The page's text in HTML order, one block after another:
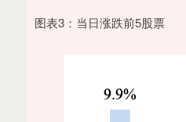
图表3：当日涨跌前5股票